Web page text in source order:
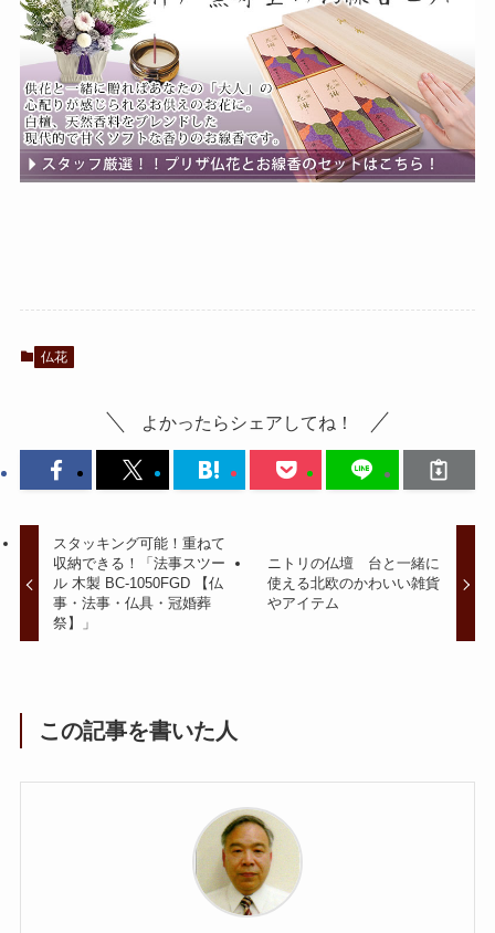
仏花
よかったらシェアしてね！
スタッキング可能！重ねて
収納できる！「法事スツー
ル 木製 BC-1050FGD 【仏
事・法事・仏具・冠婚葬
祭】」
ニトリの仏壇 台と一緒に
使える北欧のかわいい雑貨
やアイテム
この記事を書いた人